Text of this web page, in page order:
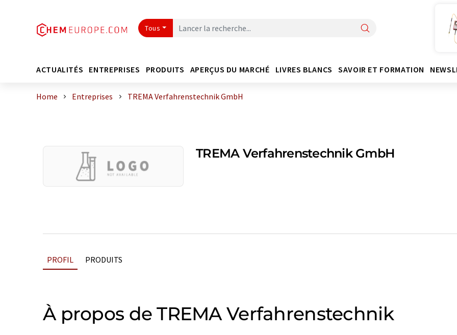
Tous
ACTUALITÉS ENTREPRISES PRODUITS APERÇUS DU MARCHÉ LIVRES BLANCS SAVOIR ET FORMATION
Home Entreprises TREMA Verfahrenstechnik GmbH
TREMA Verfahrenstechnik GmbH
PROFIL PRODUITS
À propos de TREMA Verfahrenstechnik